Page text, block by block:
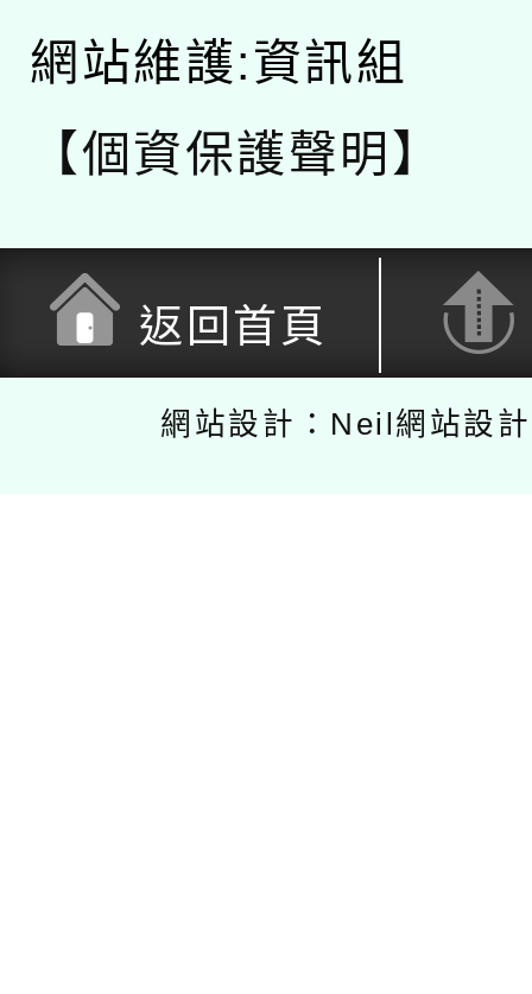
網站維護:資訊組
【個資保護聲明】
返回首頁
網站設計：Neil網站設